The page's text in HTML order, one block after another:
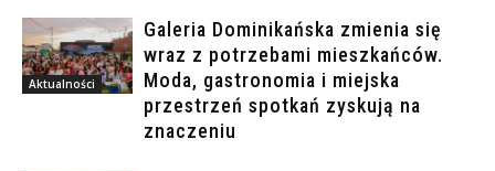
Aktualności
Galeria Dominikańska zmienia się
wraz z potrzebami mieszkańców.
Moda, gastronomia i miejska
przestrzeń spotkań zyskują na
znaczeniu